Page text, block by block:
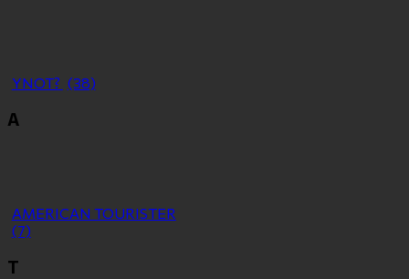
YNOT? (38)
Α
ΑMERICAN TOURISTER
(7)
Τ